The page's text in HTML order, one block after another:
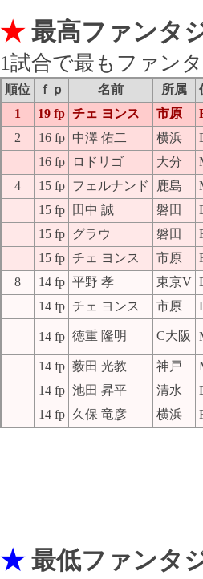
★ 最高ファンタ
1試合で最もファン
順位 ｆｐ 名前 所属
1
19 fp チェ ヨンス 市原
2
16 fp 中澤 佑二 横浜
16 fp
ロドリゴ 大分
4
15 fp フェルナンド 鹿島
15 fp
田中 誠 磐田
15 fp
グラウ 磐田
15 fp チェ ヨンス 市原
8
14 fp 平野 孝 東京V
14 fp チェ ヨンス 市原
14 fp 徳重 隆明 C大阪
14 fp 薮田 光教 神戸
14 fp 池田 昇平 清水
14 fp
久保 竜彦 横浜
★ 最低ファンタ